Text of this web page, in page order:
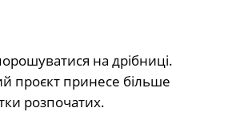
на дрібниці.
проєкт принесе більше
розпочатих.